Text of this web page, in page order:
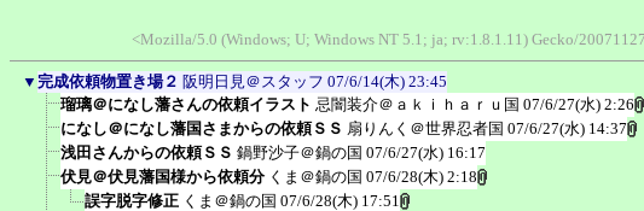
<Mozilla/5.0 (Windows; U; Windows NT 5.1; ja; rv:1.8.1.11) Gecko/
▼ 完成依頼物置き場２ 阪明日見＠スタッフ 07/6/14(木) 23:45
瑠璃＠になし藩さんの依頼イラスト 忌闇装介＠ａｋｉｈａｒｕ国 07/6/27(水) 2:26
になし＠になし藩国さまからの依頼ＳＳ 扇りんく＠世界忍者国 07/6/27(水) 14:37
浅田さんからの依頼ＳＳ 鍋野沙子＠鍋の国 07/6/27(水) 16:17
伏見＠伏見藩国様から依頼分 くま＠鍋の国 07/6/28(木) 2:18
誤字脱字修正 くま＠鍋の国 07/6/28(木) 17:51